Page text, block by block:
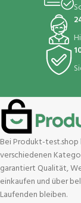
Bei Produkt-
verschiedenen
garantiert Qualität,
einkaufen und über
Laufenden bleiben.